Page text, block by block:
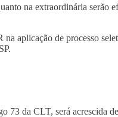
na extraordinária serão
aplicação de processo
73 da CLT, será acrescida